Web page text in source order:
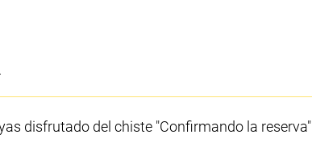
disfrutado del chiste "Confirmando la reserva"